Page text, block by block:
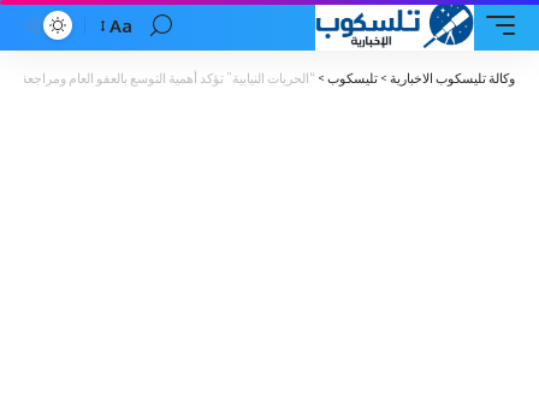
Font
Resizer
Aa
وكالة تليسكوب الاخبارية > تليسكوب > “الحريات النيابية” تؤكد أهمية التوسع بالعفو العام ومراجعة